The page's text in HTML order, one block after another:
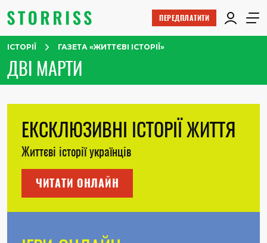
ПЕРЕДПЛАТИТИ
ІСТОРІЇ ГАЗЕТА «ЖИТТЄВІ ІСТОРІЇ»
ДВI МАРТИ
ЕКСКЛЮЗИВНІ ІСТОРІЇ ЖИТТЯ
Життєві історії українців
ЧИТАТИ ОНЛАЙН